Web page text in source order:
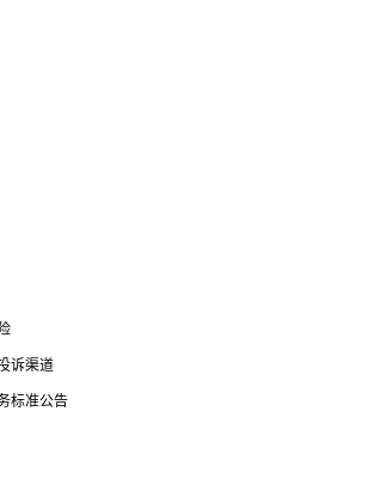
诉渠道
标准公告